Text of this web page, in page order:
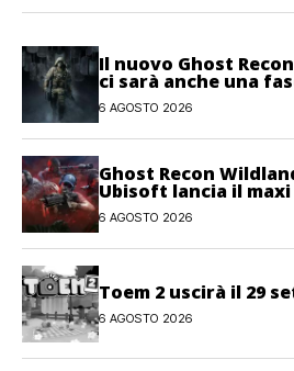
Il nuovo Ghost
ci sarà anche una
6 AGOSTO 2026
Ghost Recon
Ubisoft lancia il
gratuito Last Rites
6 AGOSTO 2026
Toem 2 uscirà il 29
6 AGOSTO 2026